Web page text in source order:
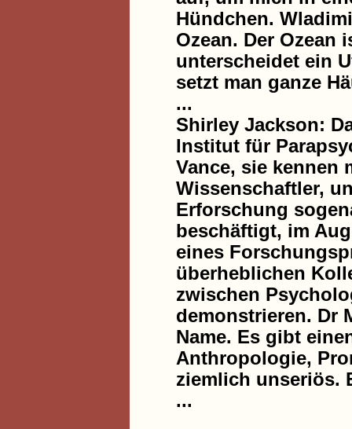
Hündchen.
Ozean. Der Ozean
unterscheidet ein
setzt man ganze
...
Shirley Jackson:
Institut für
Vance, sie kennen
Wissenschaftler,
Erforschung
beschäftigt, im
eines
überheblichen
zwischen
demonstrieren. Dr
Name. Es gibt
Anthropologie,
ziemlich unseriös.
...